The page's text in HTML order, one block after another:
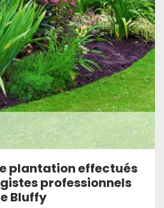
plantation effectués
professionnels
Bluffy